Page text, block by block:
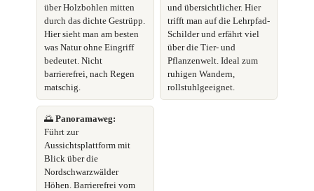
über Holzbohlen mitten
durch das dichte Gestrüpp.
Hier sieht man am besten
was Natur ohne Eingriff
bedeutet. Nicht
barrierefrei, nach Regen
matschig.
und übersichtlicher. Hier
trifft man auf die Lehrpfad-
Schilder und erfährt viel
über die Tier- und
Pflanzenwelt. Ideal zum
ruhigen Wandern,
rollstuhlgeeignet.
🌅 Panoramaweg:
Führt zur
Aussichtsplattform mit
Blick über die
Nordschwarzwälder
Höhen. Barrierefrei vom